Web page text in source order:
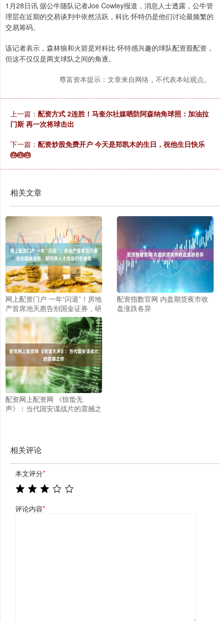
1月28日讯 据公牛随队记者Joe Cowley报道，消息人士透露，公牛管
理层在近期的交易谈判中依然活跃，科比·怀特仍是他们讨论最频繁的
交易筹码。
该记者表示，森林狼和火箭是对科比·怀特感兴趣的球队配资股配资，
但这不仅仅是两支球队之间的角逐。
尊富资本提示：文章来自网络，不代表本站观点。
上一篇： 配资方式 2连胜！马奎尔社媒晒防阿森纳角球照：加油拉
门斯 再一次将球击出
下一篇： 配资炒股免费开户 今天是郑凯木的生日，祝他生日快乐
🎂🎂🎂
相关文章
网上配资门户 一年“闪退”！房地
产首席池天惠告别国金证券，研
究所人才流动仍在继续
配资指数官网 内盘期货夜市收
盘涨跌各异
配资网上配资网 《惊蛰无
声》：当代国安谍战片的震撼之
相关评论
本文评分*
评论内容*